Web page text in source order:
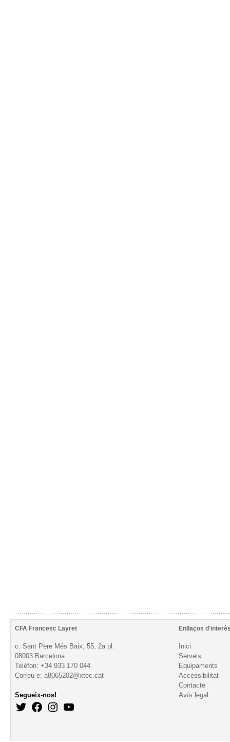
CFA Francesc Layret Enllaços
c. Sant Pere Més Baix, 55, 2a pl.
08003 Barcelona
Telèfon: +34 933 170 044
Correu-e: a8065202@xtec.cat
Segueix-nos!
Inici
Serveis
Equipaments
Accessibilitat
Contacte
Avís legal